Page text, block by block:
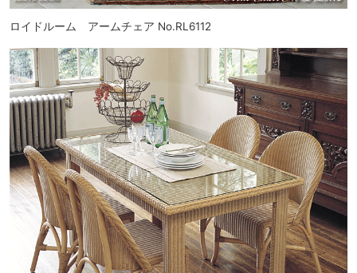
ロイドルーム アームチェア No.RL6112